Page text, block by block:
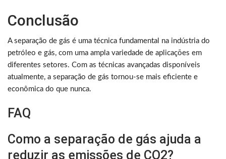
Conclusão
A separação de gás é uma técnica fundamental na indústria do
petróleo e gás, com uma ampla variedade de aplicações em
diferentes setores. Com as técnicas avançadas disponíveis
atualmente, a separação de gás tornou-se mais eficiente e
econômica do que nunca.
FAQ
Como a separação de gás ajuda a
reduzir as emissões de CO2?